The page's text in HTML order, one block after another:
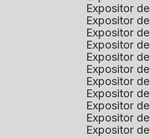
Expositor
Expositor
Expositor
Expositor
Expositor
Expositor
Expositor
Expositor
Expositor
Expositor
Expositor